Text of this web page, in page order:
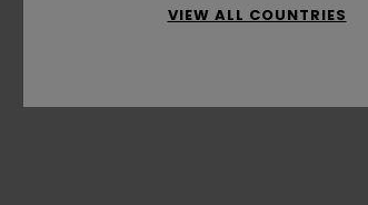
VIEW ALL COUNTRIES